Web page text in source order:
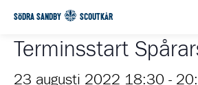
SÖDRA SANDBY SCOUTKÅR
Terminsstart
23 augusti 2022 18:30 -